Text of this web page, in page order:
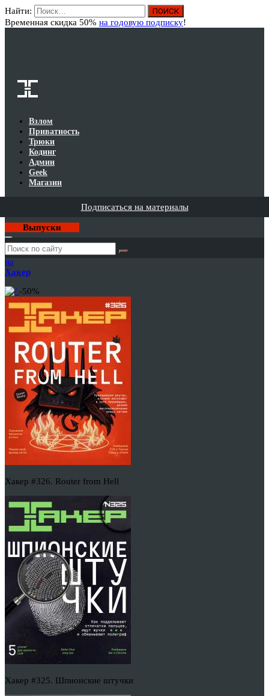
Найти:
Временная скидка 50% на годовую подписку!
Взлом
Приватность
Трюки
Кодинг
Админ
Geek
Магазин
Подписаться на материалы
Выпуски
Годовая
подписка
на
Хакер
-50%
Хакер #326. Router from Hell
Хакер #325. Шпионские штучки